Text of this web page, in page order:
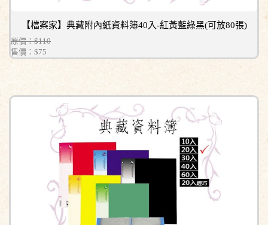
【檔案家】典藏附內紙資料簿40入-紅黃藍綠黑(可放80張)
原價：$110
售價： $75